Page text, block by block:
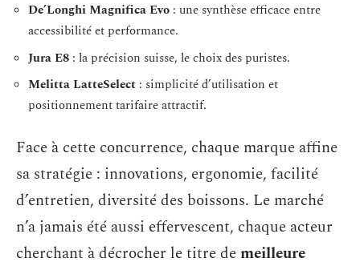
De’Longhi Magnifica Evo : une synthèse efficace entre
accessibilité et performance.
Jura E8 : la précision suisse, le choix des puristes.
Melitta LatteSelect : simplicité d’utilisation et
positionnement tarifaire attractif.
Face à cette concurrence, chaque marque affine
sa stratégie : innovations, ergonomie, facilité
d’entretien, diversité des boissons. Le marché
n’a jamais été aussi effervescent, chaque acteur
cherchant à décrocher le titre demeilleure